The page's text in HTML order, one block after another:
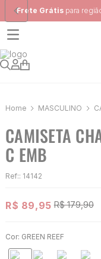
Frete Grátispara
MASCULINO
CAMISETA
C EMB
Ref:: 14142
R$ 89,95 R$ 179,90
Cor: GREEN REEF